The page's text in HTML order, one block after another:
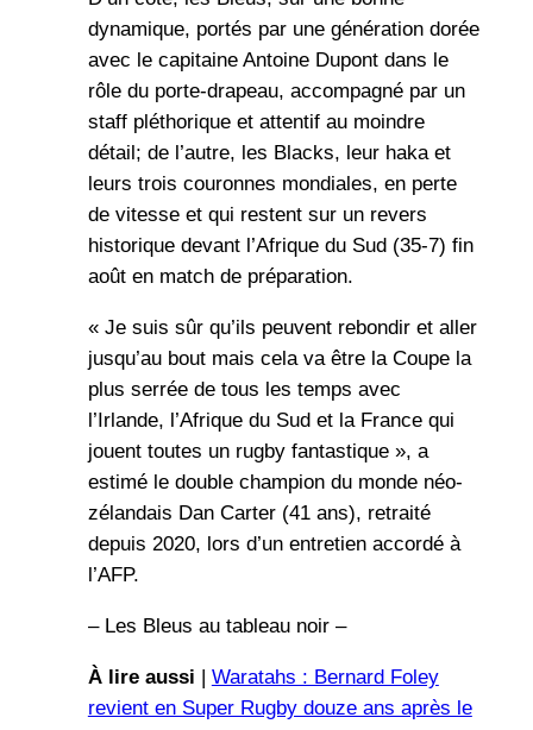
dynamique, portés par une génération dorée
avec le capitaine Antoine Dupont dans le
rôle du porte-drapeau, accompagné par un
staff pléthorique et attentif au moindre
détail; de l’autre, les Blacks, leur haka et
leurs trois couronnes mondiales, en perte
de vitesse et qui restent sur un revers
historique devant l’Afrique du Sud (35-7) fin
août en match de préparation.
« Je suis sûr qu’ils peuvent rebondir et aller
jusqu’au bout mais cela va être la Coupe la
plus serrée de tous les temps avec
l’Irlande, l’Afrique du Sud et la France qui
jouent toutes un rugby fantastique », a
estimé le double champion du monde néo-
zélandais Dan Carter (41 ans), retraité
depuis 2020, lors d’un entretien accordé à
l’AFP.
– Les Bleus au tableau noir –
À lire aussi | Waratahs : Bernard Foley
revient en Super Rugby douze ans après le